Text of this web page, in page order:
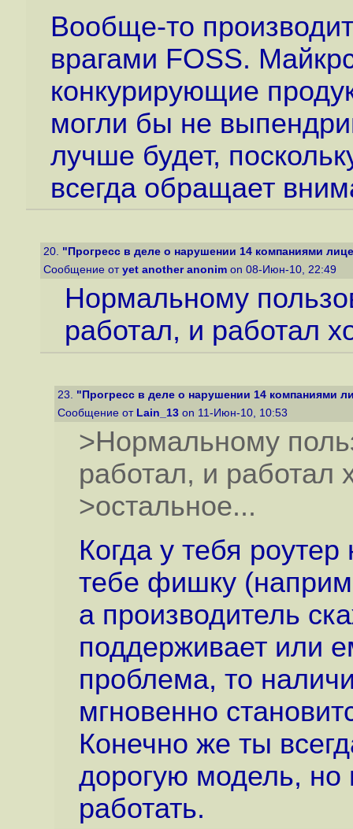
Вообще-то
врагами FOSS.
конкурирующие
могли бы не
лучше будет,
всегда обращает
20. "Прогресс в деле о нарушении 14 компаниями
Сообщение от yet another anonim on 08-Июн-10, 22:49
Нормальному
работал, и работал
23. "Прогресс в деле о нарушении 14 компаниями
Сообщение от Lain_13 on 11-Июн-10, 10:53
>Нормальному
работал, и работал
>остальное...
Когда у тебя
тебе фишку
а производитель
поддерживает или
проблема, то
мгновенно
Конечно же ты
дорогую модель, но
работать.